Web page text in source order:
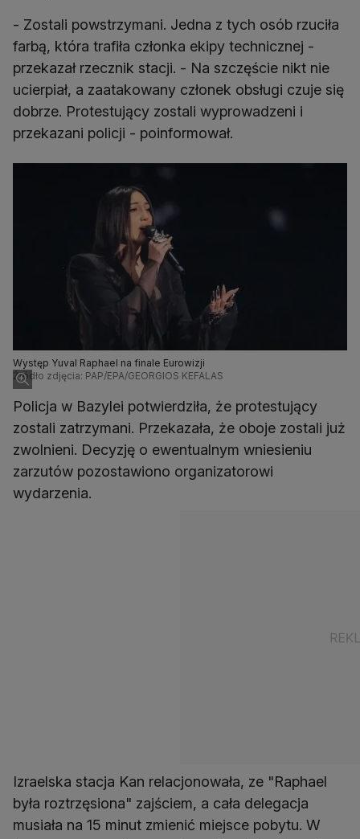
- Zostali powstrzymani. Jedna z tych osób rzuciła
farbą, która trafiła członka ekipy technicznej -
przekazał rzecznik stacji. - Na szczęście nikt nie
ucierpiał, a zaatakowany członek obsługi czuje się
dobrze. Protestujący zostali wyprowadzeni i
przekazani policji - poinformował.
Występ Yuval Raphael na finale Eurowizji
Źródło zdjęcia: PAP/EPA/GEORGIOS KEFALAS
Policja w Bazylei potwierdziła, że protestujący
zostali zatrzymani. Przekazała, że oboje zostali już
zwolnieni. Decyzję o ewentualnym wniesieniu
zarzutów pozostawiono organizatorowi
wydarzenia.
Izraelska stacja Kan relacjonowała, ze "Raphael
była roztrzęsiona" zajściem, a cała delegacja
musiała na 15 minut zmienić miejsce pobytu. W